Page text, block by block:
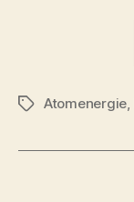
Schlagwörter
Atomenergie,